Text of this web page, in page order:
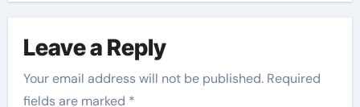
Leave a Reply
Your email address will not be published. Required
fields are marked *